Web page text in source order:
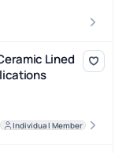
Pipe For Industrial
Lined
Individual Member